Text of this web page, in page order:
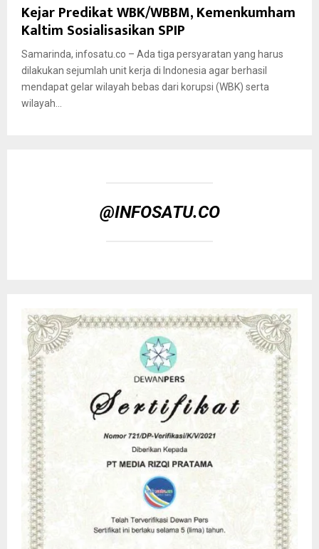
Kejar Predikat WBK/WBBM, Kemenkumham
Kaltim Sosialisasikan SPIP
Samarinda, infosatu.co – Ada tiga persyaratan yang harus
dilakukan sejumlah unit kerja di Indonesia agar berhasil
mendapat gelar wilayah bebas dari korupsi (WBK) serta
wilayah...
@INFOSATU.CO